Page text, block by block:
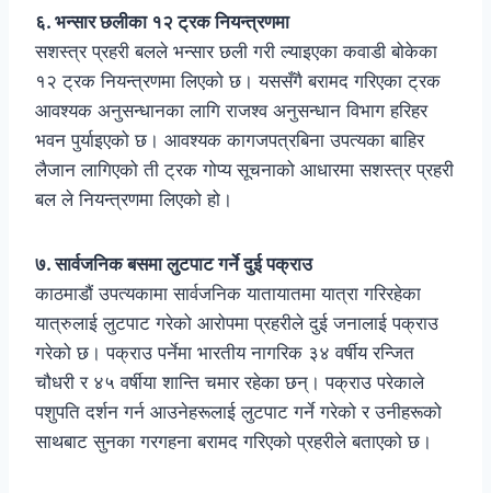
६. भन्सार छलीका १२ ट्रक नियन्त्रणमा
सशस्त्र प्रहरी बलले भन्सार छली गरी ल्याइएका कवाडी बोकेका
१२ ट्रक नियन्त्रणमा लिएको छ। यससँगै बरामद गरिएका ट्रक
आवश्यक अनुसन्धानका लागि राजश्व अनुसन्धान विभाग हरिहर
भवन पुर्याइएको छ। आवश्यक कागजपत्रबिना उपत्यका बाहिर
लैजान लागिएको ती ट्रक गोप्य सूचनाको आधारमा सशस्त्र प्रहरी
बल ले नियन्त्रणमा लिएको हो।
७. सार्वजनिक बसमा लुटपाट गर्ने दुई पक्राउ
काठमाडौं उपत्यकामा सार्वजनिक यातायातमा यात्रा गरिरहेका
यात्रुलाई लुटपाट गरेको आरोपमा प्रहरीले दुई जनालाई पक्राउ
गरेको छ। पक्राउ पर्नेमा भारतीय नागरिक ३४ वर्षीय रन्जित
चौधरी र ४५ वर्षीया शान्ति चमार रहेका छन्। पक्राउ परेकाले
पशुपति दर्शन गर्न आउनेहरूलाई लुटपाट गर्ने गरेको र उनीहरूको
साथबाट सुनका गरगहना बरामद गरिएको प्रहरीले बताएको छ।